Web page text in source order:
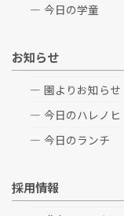
今日の学童
お知らせ
園よりお知らせ
今日のハレノヒ
今日のランチ
採用情報